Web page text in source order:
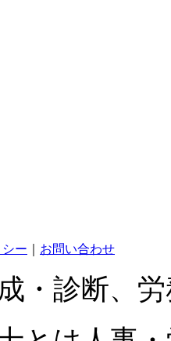
ー お問い合わせ
・診断、